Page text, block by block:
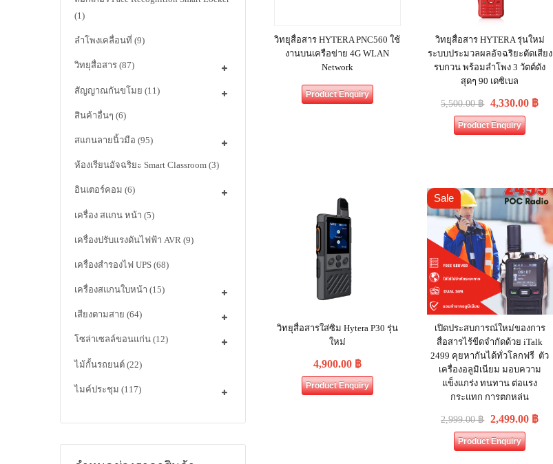
(1)
ลำโพงเคลื่อนที่ (9)
วิทยุสื่อสาร (87)
สัญญาณกันขโมย (11)
สินค้าอื่นๆ (6)
สแกนลายนิ้วมือ (95)
ห้องเรียนอัจฉริยะ Smart Classroom (3)
อินเตอร์คอม (6)
เครื่อง สแกน หน้า (5)
เครื่องปรับแรงดันไฟฟ้า AVR (9)
เครื่องสำรองไฟ UPS (68)
เครื่องสแกนใบหน้า (15)
เสียงตามสาย (64)
โซล่าเซลล์ขอนแก่น (12)
ไม้กั้นรถยนต์ (22)
ไมค์ประชุม (117)
วิทยุสื่อสาร HYTERA PNC560 ใช้
งานบนเครือข่าย 4G WLAN
Network
Product Enquiry
วิทยุสื่อสาร HYTERA รุ่นใหม่
ระบบประมวลผลอัจฉริยะตัดเสียง
รบกวน พร้อมลำโพง 3 วัตต์ดัง
สุดๆ 90 เดซิเบล
5,500.00฿ 4,330.00 ฿
Product Enquiry
วิทยุสื่อสารใส่ซิม Hytera P30 รุ่น
ใหม่
4,900.00 ฿
Product Enquiry
Sale
เปิดประสบการณ์ใหม่ของการ
สื่อสารไร้ขีดจำกัดด้วย iTalk
2499 คุยหากันได้ทั่วโลกฟรี ตัว
เครื่องอลูมิเนียม มอบความ
แข็งแกร่ง ทนทาน ต่อแรง
กระแทก การตกหล่น
2,999.00฿ 2,499.00 ฿
Product Enquiry